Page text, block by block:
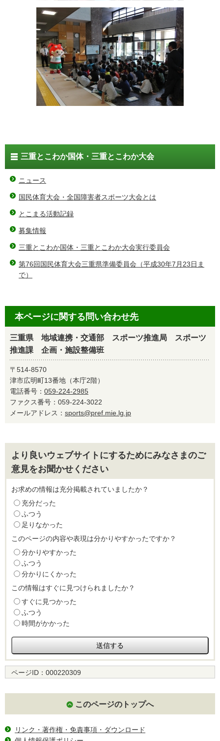
三重とこわか国体・三重とこわか大会
ニュース
国民体育大会・全国障害者スポーツ大会とは
とこまる活動記録
募集情報
三重とこわか国体・三重とこわか大会実行委員会
第76回国民体育大会三重県準備委員会（平成30年7月23日ま
で）
本ページに関する問い合わせ先
三重県 地域連携・交通部 スポーツ推進局 スポーツ
推進課 企画・施設整備班
〒514-8570
津市広明町13番地（本庁2階）
電話番号： 059-224-2985
ファクス番号：059-224-3022
メールアドレス： sports@pref.mie.lg.jp
より良いウェブサイトにするためにみなさまのご
意見をお聞かせください
お求めの情報は充分掲載されていましたか？
充分だった
ふつう
足りなかった
このページの内容や表現は分かりやすかったですか？
分かりやすかった
ふつう
分かりにくかった
この情報はすぐに見つけられましたか？
すぐに見つかった
ふつう
時間がかかった
ページID： 000220309
このページのトップへ
リンク・著作権・免責事項・ダウンロード